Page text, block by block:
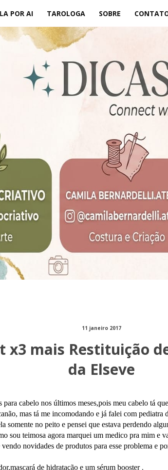
POR AI TAROLOGA SOBRE
11 janeiro 2017
x3 mais Restituição
da Elseve
para cabelo nos últimos meses,pois meu cabelo tá
mas tá me incomodando e já falei com pediatra
somente no peito e pensei que estava perdendo
sou teimosa agora marquei um medico pra mim e
novidades de produtos para esse problema e
de hidratação e um sérum booster .